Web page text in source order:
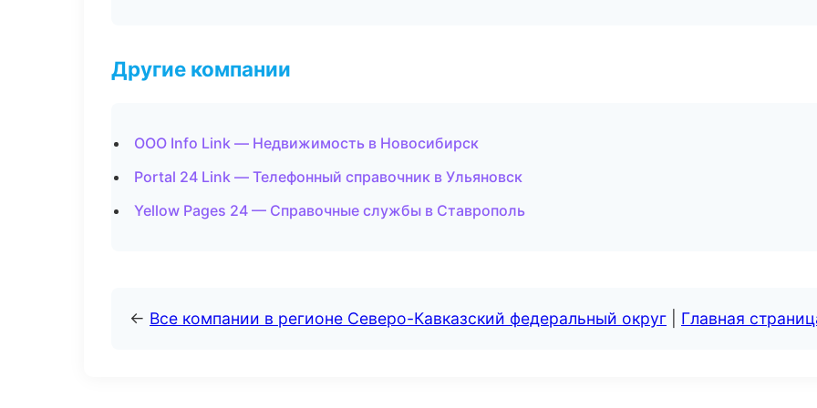
Другие компании
ООО Info Link — Недвижимость в Новосибирск
Portal 24 Link — Телефонный справочник в Ульяновск
Yellow Pages 24 — Справочные службы в Ставрополь
← Все компании в регионе Северо-Кавказский федеральный округ Главная